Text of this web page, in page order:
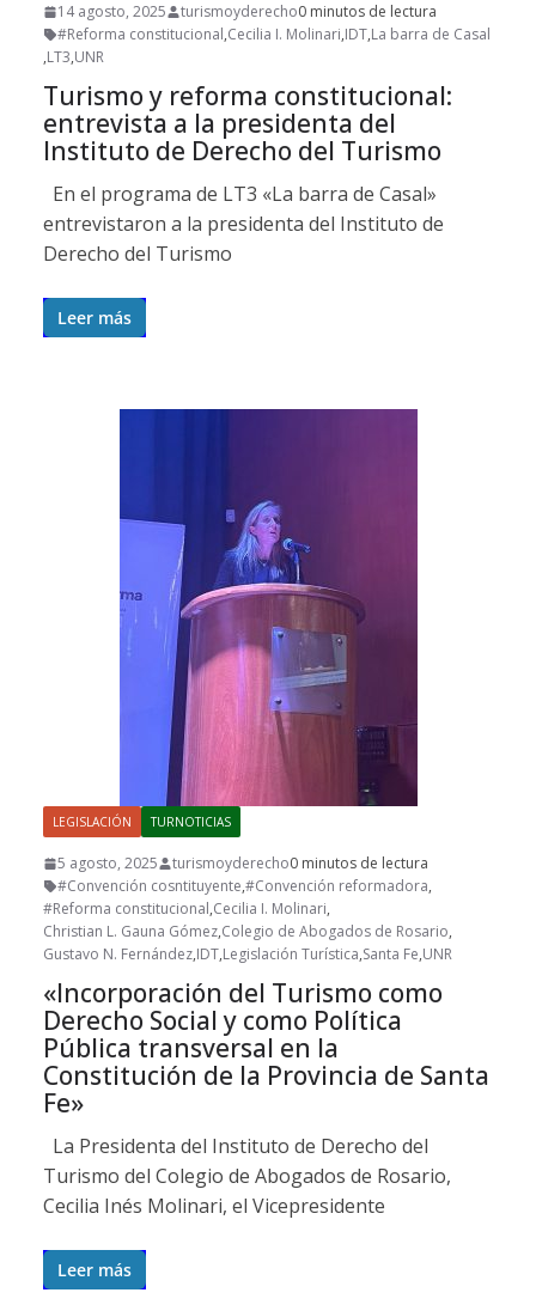
14 agosto, 2025 turismoyderecho0 minutos de lectura
#Reforma constitucional,Cecilia I. Molinari,IDT,La barra de Casal
,LT3,UNR
Turismo y reforma constitucional:
entrevista a la presidenta del
Instituto de Derecho del Turismo
En el programa de LT3 «La barra de Casal»
entrevistaron a la presidenta del Instituto de
Derecho del Turismo
Leer más
LEGISLACIÓN TURNOTICIAS
5 agosto, 2025 turismoyderecho0 minutos de lectura
#Convención cosntituyente,#Convención reformadora,
#Reforma constitucional,Cecilia I. Molinari,
Christian L. Gauna Gómez,Colegio de Abogados de Rosario,
Gustavo N. Fernández,IDT,Legislación Turística,Santa Fe,UNR
«Incorporación del Turismo como
Derecho Social y como Política
Pública transversal en la
Constitución de la Provincia de Santa
Fe»
La Presidenta del Instituto de Derecho del
Turismo del Colegio de Abogados de Rosario,
Cecilia Inés Molinari, el Vicepresidente
Leer más